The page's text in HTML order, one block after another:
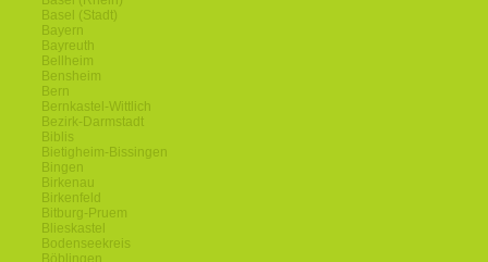
Basel (Stadt)
Bayern
Bayreuth
Bellheim
Bensheim
Bern
Bernkastel-Wittlich
Bezirk-Darmstadt
Biblis
Bietigheim-Bissingen
Bingen
Birkenau
Birkenfeld
Bitburg-Pruem
Blieskastel
Bodenseekreis
Böblingen